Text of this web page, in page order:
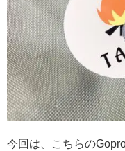
今回は、こちらの